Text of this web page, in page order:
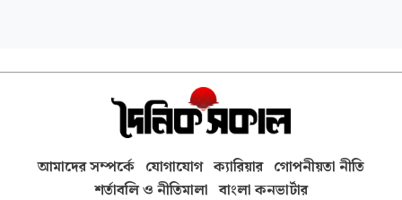
আমাদের সম্পর্কে যোগাযোগ ক্যারিয়ার গোপনীয়তা নীতি
শর্তাবলি ও নীতিমালা বাংলা কনভার্টার